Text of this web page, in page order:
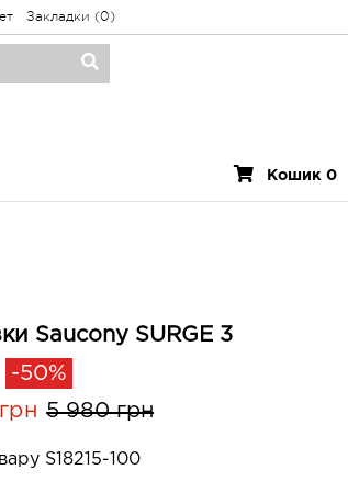
Закладки (0)
Кошик 0
Saucony SURGE 3
-50%
5 980 грн
S18215-100